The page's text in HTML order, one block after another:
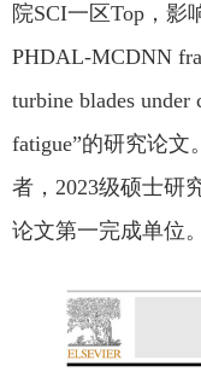
院SCI一区Top，影
PHDAL-MCDNN
turbine blades
fatigue”的研究论
者，2023级硕士研
论文第一完成单位。